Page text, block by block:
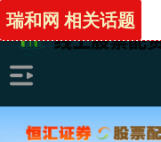
瑞和网 相关话题